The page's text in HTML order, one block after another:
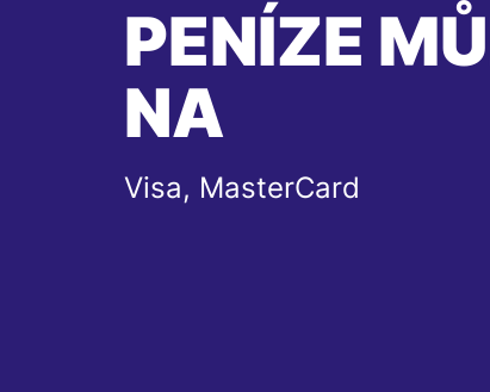
PENÍZE
NA
Visa, MasterCard